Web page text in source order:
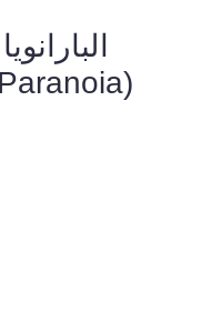
(Paranoia) : دليل شامل